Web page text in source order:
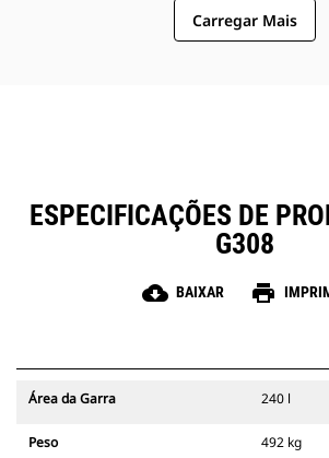
Carregar Mais
ESPECIFICAÇÕES DE
G308
cloud_download BAIXAR print
Área da Garra 240 l
Peso 492 kg